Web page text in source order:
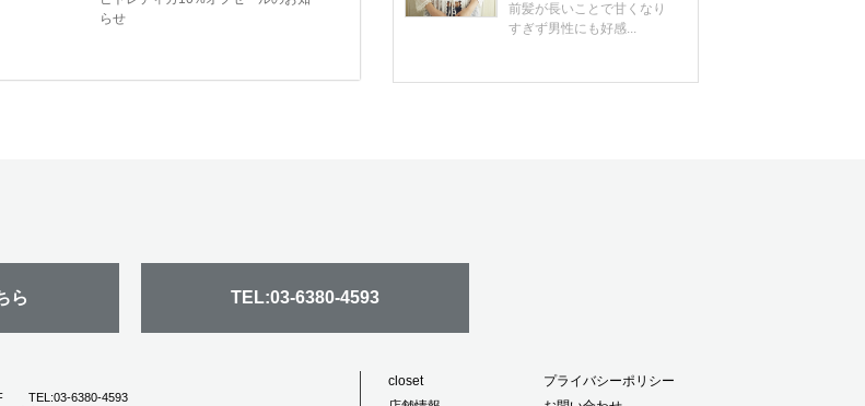
らせ
前髪が長いことで甘くなり
すぎず男性にも好感...
ら TEL:03-6380-4593
TEL:03-6380-4593
closet
プライバシーポリシー